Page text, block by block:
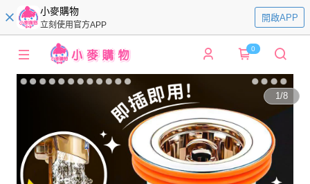
小麥購物
立刻使用官方APP
開啟APP
0
1/8